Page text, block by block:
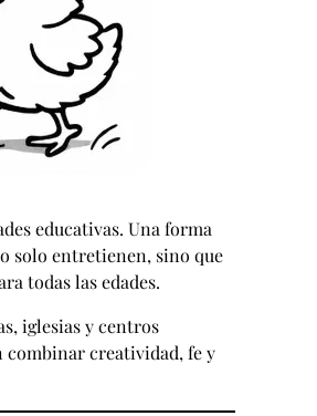
educativas. Una forma
solo entretienen, sino que
todas las edades.
iglesias y centros
combinar creatividad, fe y